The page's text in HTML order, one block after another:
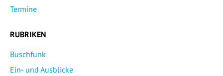
Termine
RUBRIKEN
Buschfunk
Ein- und Ausblicke